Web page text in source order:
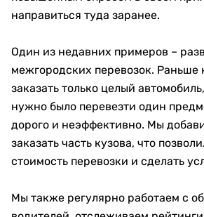
направиться туда заранее.
Один из недавних примеров –
межгородских перевозок. Раньше
заказать только целый
нужно было перевезти один
дорого и неэффективно. Мы
заказать часть кузова, что
стоимость перевозки и сделать
Мы также регулярно работаем с